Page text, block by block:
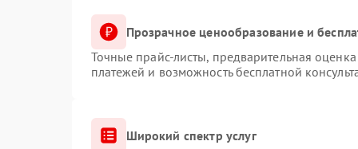
Прозрачное ценообразование и
Точные прайс-листы, предварительная
платежей и возможность бесплатной
Широкий спектр услуг